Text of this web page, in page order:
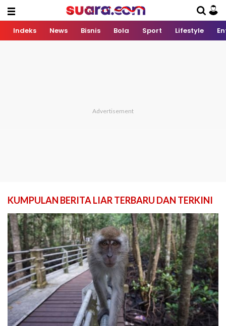
Indeks News Bisnis Bola Sport Lifestyle
KUMPULAN BERITA LIAR TERBARU DAN TERKINI